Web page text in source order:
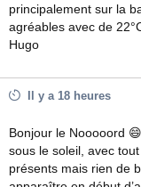
principalement sur la
agréables avec de
Hugo
Il y a 18 heures
Bonjour le Nooooord
sous le soleil, avec
présents mais rien de